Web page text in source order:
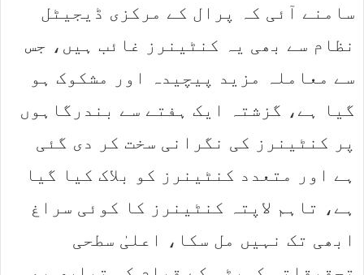
سامنے آئی کہ پرال کے مرکزی ڈیجیٹل
نظام سے بھی یہ کنٹینرز غائب ہیں، جس
سے معاملہ مزید پیچیدہ اور مشکوک ہو
گیا ہے، گزشتہ ایک ہفتے سے بندرگاہوں
پر کنٹینرز کی نگرانی سخت کر دی گئی
ہے اور متعدد کنٹینرز کو بلاک کیا گیا
ہے، تاہم لاپتہ کنٹینرز کا کوئی سراغ
ابھی تک نہیں مل سکا، اعلیٰ سطحی